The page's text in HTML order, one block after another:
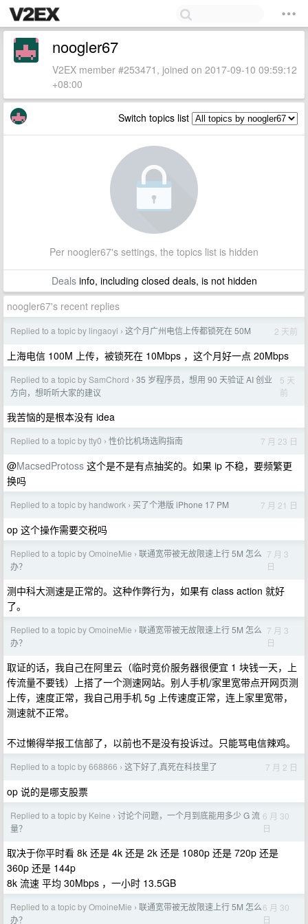
noogler67
V2EX member #253471, joined on 2017-09-10 09:59:12
+08:00
Switch topics list
Per noogler67's settings, the topics list is hidden
Dealsinfo, including closed deals, is not hidden
noogler67's recent replies
Replied to a topic by lingaoyi › 这个月广州电信上传都锁死在 50M 2 天前
上海电信 100M 上传，被锁死在 10Mbps ，这个月好一点 20Mbps
Replied to a topic by SamChord › 35 岁程序员，想用 90 天验证 AI 创业
方向，想听听大家的建议
5 天
前
我苦恼的是根本没有 idea
Replied to a topic by tty0 › 性价比机场选购指南 7 月 23 日
@MacsedProtoss 这个是不是有点抽奖的。如果 ip 不稳，要频繁更
换吗
Replied to a topic by handwork › 买了个港版 iPhone 17 PM 7 月 21 日
op 这个操作需要交税吗
Replied to a topic by OmoineMie › 联通宽带被无故限速上行 5M 怎么
办？
7 月 3
日
测中科大测速是正常的。这种作弊行为，如果有 class action 就好
了。
Replied to a topic by OmoineMie › 联通宽带被无故限速上行 5M 怎么
办？
7 月 3
日
取证的话，我自己在阿里云（临时竞价服务器很便宜 1 块钱一天，上
传流量不要钱）上搭了一个测速网站。别人手机/家里宽带点开网页测
上传，速度正常，我自己用手机 5g 上传速度正常，连上家里宽带，
测速就不正常。
不过懒得举报工信部了，以前也不是没有投诉过。只能骂电信辣鸡。
Replied to a topic by 668866 › 这下好了,真死在科技里了 7 月 2 日
op 说的是哪支股票
Replied to a topic by Keine › 讨论个问题，一个月到底能用多少 G 流
量？
6 月 30
日
取决于你平时看 8k 还是 4k 还是 2k 还是 1080p 还是 720p 还是
360p 还是 144p
8k 流速 平均 30Mbps ，一小时 13.5GB
Replied to a topic by OmoineMie › 联通宽带被无故限速上行 5M 怎么
办？
6 月 30
日